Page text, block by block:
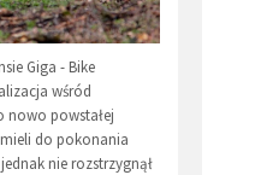
Giga - Bike
wśród
nowo powstałej
do pokonania
nie rozstrzygnął